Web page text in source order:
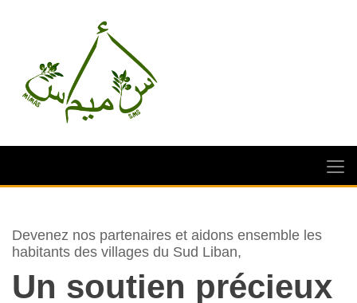
Devenez nos partenaires et aidons ensemble les
habitants des villages du Sud Liban,
Un soutien précieux